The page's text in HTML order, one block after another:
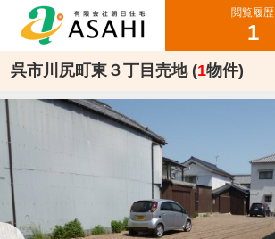
閲覧履歴
1
呉市川尻町東３丁目売地 (1物件)